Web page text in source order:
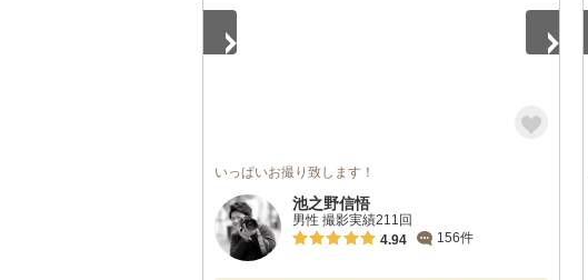
いっぱいお撮り致します！
池之野信悟
男性 撮影実績211回
4.94
156件